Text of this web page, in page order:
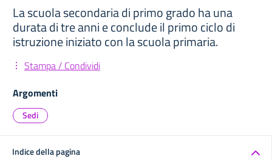
La scuola secondaria di primo grado ha una
durata di tre anni e conclude il primo ciclo di
istruzione iniziato con la scuola primaria.
Stampa / Condividi
Argomenti
Sedi
Indice della pagina